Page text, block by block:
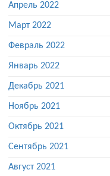
Апрель 2022
Март 2022
Февраль 2022
Январь 2022
Декабрь 2021
Ноябрь 2021
Октябрь 2021
Сентябрь 2021
Август 2021